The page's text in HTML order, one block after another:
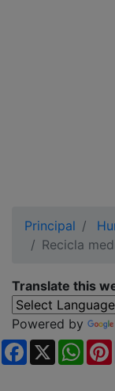
Principal
Recicla
Translate this
Powered by
Facebook
X